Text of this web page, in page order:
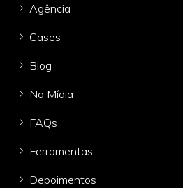
Agência
Cases
Blog
Na Mídia
FAQs
Ferramentas
Depoimentos